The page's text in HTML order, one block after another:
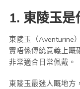
1. 東陵玉
東陵玉（Aventurine
實唔係傳統意義上嘅
非常適合日常佩戴。
東陵玉最迷人嘅地方